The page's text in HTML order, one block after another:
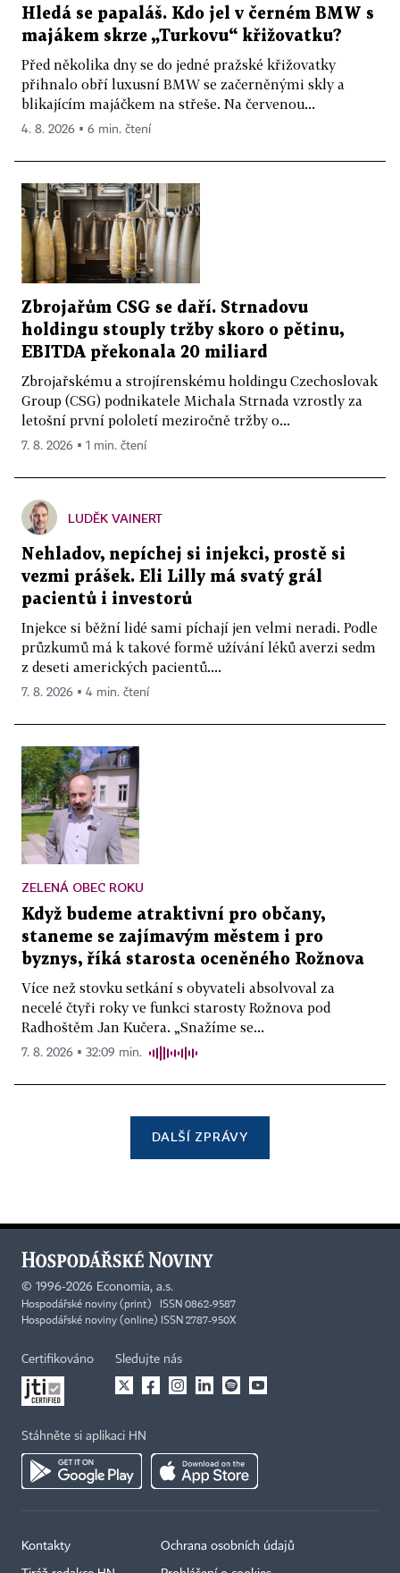
Hledá se papaláš. Kdo jel v černém BMW s
majákem skrze „Turkovu“ křižovatku?
Před několika dny se do jedné pražské křižovatky
přihnalo obří luxusní BMW se začerněnými skly a
blikajícím majáčkem na střeše. Na červenou...
4. 8. 2026 ▪ 6 min. čtení
Zbrojařům CSG se daří. Strnadovu
holdingu stouply tržby skoro o pětinu,
EBITDA překonala 20 miliard
Zbrojařskému a strojírenskému holdingu Czechoslovak
Group (CSG) podnikatele Michala Strnada vzrostly za
letošní první pololetí meziročně tržby o...
7. 8. 2026 ▪ 1 min. čtení
LUDĚK VAINERT
Nehladov, nepíchej si injekci, prostě si
vezmi prášek. Eli Lilly má svatý grál
pacientů i investorů
Injekce si běžní lidé sami píchají jen velmi neradi. Podle
průzkumů má k takové formě užívání léků averzi sedm
z deseti amerických pacientů....
7. 8. 2026 ▪ 4 min. čtení
ZELENÁ OBEC ROKU
Když budeme atraktivní pro občany,
staneme se zajímavým městem i pro
byznys, říká starosta oceněného Rožnova
Více než stovku setkání s obyvateli absolvoval za
necelé čtyři roky ve funkci starosty Rožnova pod
Radhoštěm Jan Kučera. „Snažíme se...
7. 8. 2026 ▪ 32:09 min.
DALŠÍ ZPRÁVY
© 1996-2026 Economia, a.s.
Hospodářské noviny (print) ISSN 0862-9587
Hospodářské noviny (online) ISSN 2787-950X
Certifikováno Sledujte nás
Stáhněte si aplikaci HN
Kontakty Ochrana osobních údajů